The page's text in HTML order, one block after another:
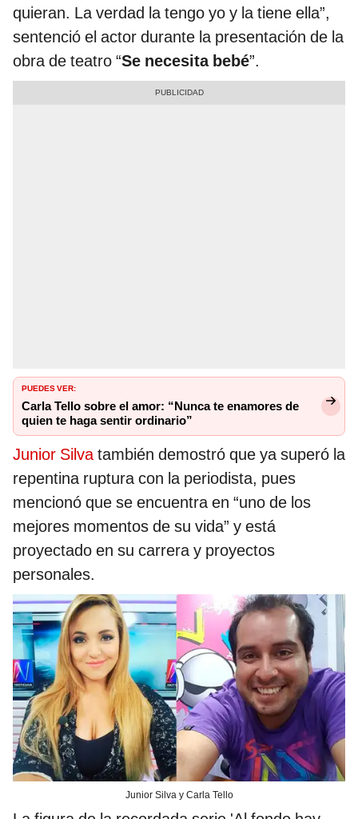
quieran. La verdad la tengo yo y la tiene ella”,
sentenció el actor durante la presentación de la
obra de teatro “Se necesita bebé”.
PUEDES VER:
Carla Tello sobre el amor: “Nunca te enamores de
quien te haga sentir ordinario”
Junior Silvatambién demostró que ya superó la
repentina ruptura con la periodista, pues
mencionó que se encuentra en “uno de los
mejores momentos de su vida” y está
proyectado en su carrera y proyectos
personales.
Junior Silva y Carla Tello